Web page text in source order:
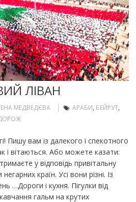
ЛІВАН
МЕДВЕДЄВА АРАБИ, БЕЙРУТ,
Пишу вам із далекого і спекотного
і вітаються. Або можете казати:
у відповідь привітальну
країн. Усі вони різні. Із
…Дороги і кухня. Пігулки від
гальм на крутих